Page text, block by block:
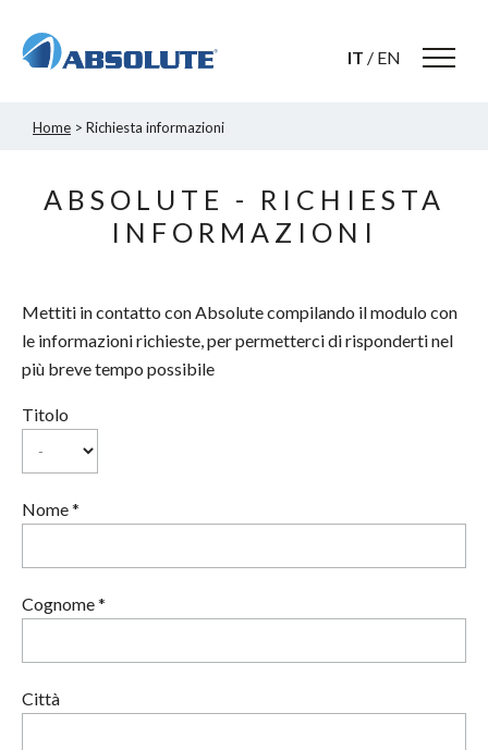
IT / EN
Home > Richiesta informazioni
ABSOLUTE - RICHIESTA
INFORMAZIONI
Mettiti in contatto con Absolute compilando il modulo con
le informazioni richieste, per permetterci di risponderti nel
più breve tempo possibile
Titolo
Nome *
Cognome *
Città